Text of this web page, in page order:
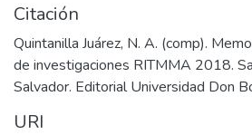
Citación
Quintanilla Juárez, N. A. (comp).
de investigaciones RITMMA 2018.
Salvador. Editorial Universidad Don
URI